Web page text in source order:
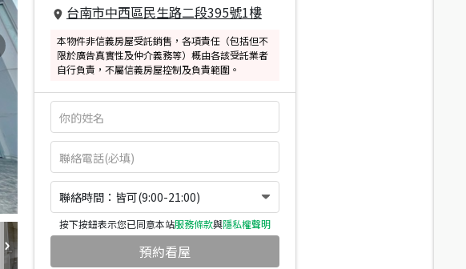
台南市中西區民生路二段395號1樓
本物件非信義房屋受託銷售，各項責任（包括但不
限於廣告真實性及仲介義務等）概由各該受託業者
自行負責，不屬信義房屋控制及負責範圍。
聯絡時間：皆可(9:00-21:00)
按下按鈕表示您已同意本站服務條款與隱私權聲明
預約看屋